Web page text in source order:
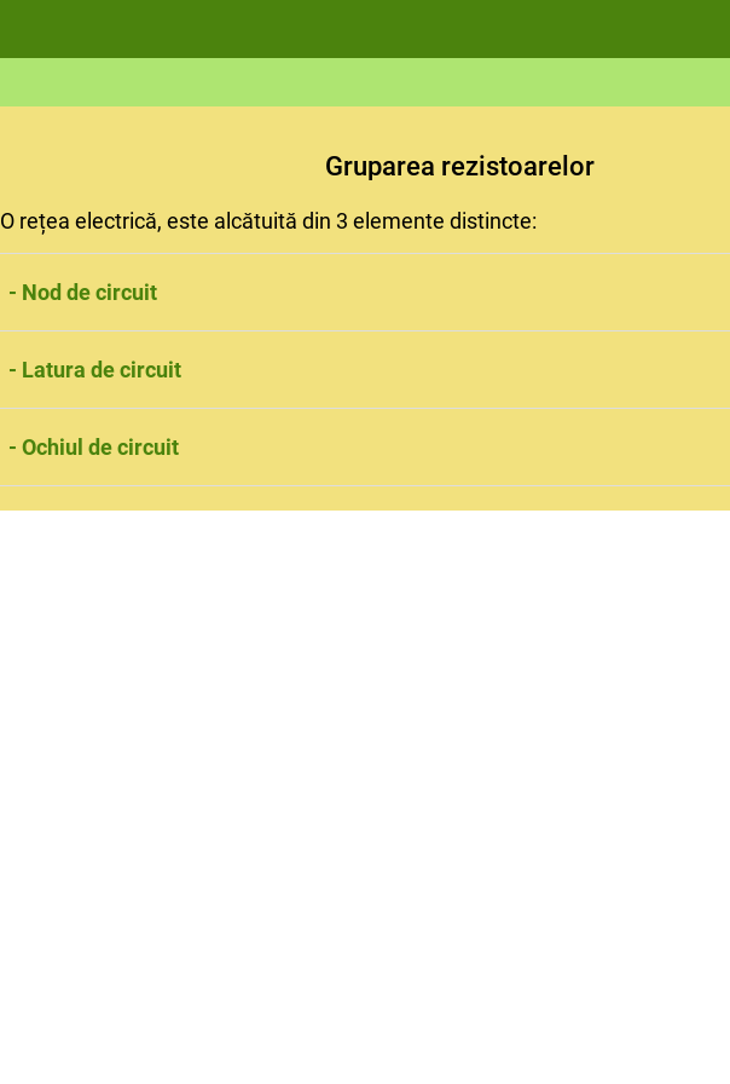
Gruparea rezistoarelor
O rețea electrică, este alcătuită din 3 elemente distincte:
- Nod de circuit
Nodul de circuit reprezintă intersecția și contactul fizic a cel puțin 3
- Latura de circuit
Latura de circuit este porțiunea de circuit cuprinsă între două laturi.
- Ochiul de circuit
Ochiul de circuit reprezintă ansamblu de cel puțin două laturi, conectate